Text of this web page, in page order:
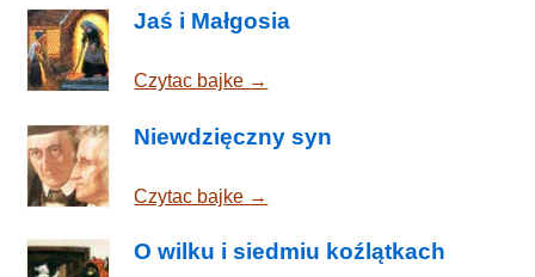
Jaś i Małgosia
Czytac bajke →
Niewdzięczny syn
Czytac bajke →
O wilku i siedmiu koźlątkach